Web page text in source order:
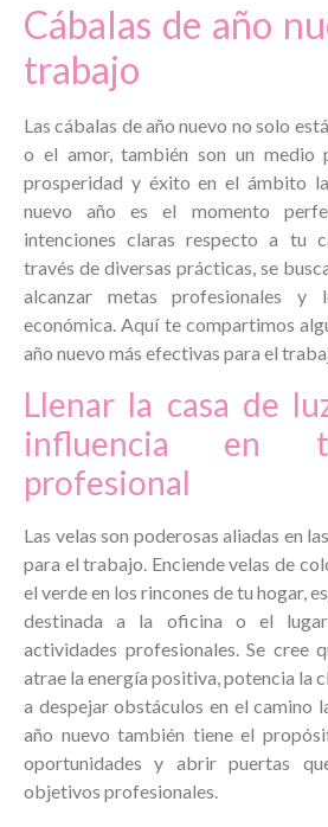
Cábalas de año
trabajo
Las cábalas de año nuevo no solo
o el amor, también son un medio
prosperidad y éxito en el ámbito
nuevo año es el momento
intenciones claras respecto a tu
través de diversas prácticas, se
alcanzar metas profesionales y
económica. Aquí te compartimos
año nuevo más efectivas para el
Llenar la casa de
influencia en
profesional
Las velas son poderosas aliadas en
para el trabajo. Enciende velas de
el verde en los rincones de tu hogar,
destinada a la oficina o el
actividades profesionales. Se cree
atrae la energía positiva, potencia la
a despejar obstáculos en el camino
año nuevo también tiene el
oportunidades y abrir puertas
objetivos profesionales.